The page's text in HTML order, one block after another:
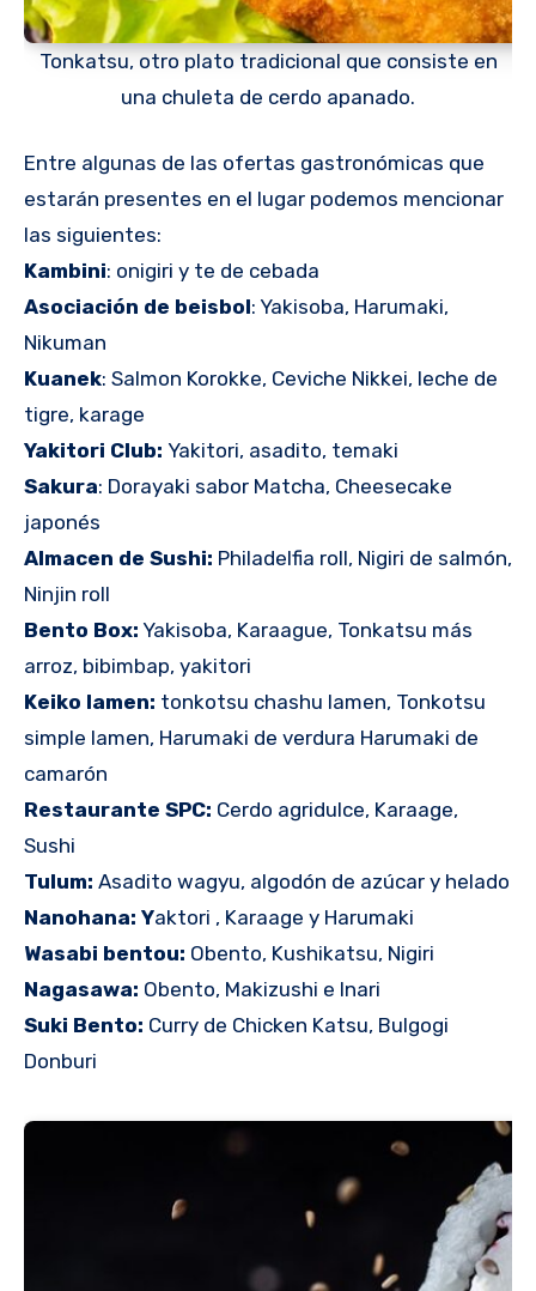
Tonkatsu, otro plato tradicional que consiste en
una chuleta de cerdo apanado.
Entre algunas de las ofertas gastronómicas que
estarán presentes en el lugar podemos mencionar
las siguientes:
Kambini: onigiri y te de cebada
Asociación de beisbol: Yakisoba, Harumaki,
Nikuman
Kuanek: Salmon Korokke, Ceviche Nikkei, leche de
tigre, karage
Yakitori Club: Yakitori, asadito, temaki
Sakura: Dorayaki sabor Matcha, Cheesecake
japonés
Almacen de Sushi: Philadelfia roll, Nigiri de salmón,
Ninjin roll
Bento Box: Yakisoba, Karaague, Tonkatsu más
arroz, bibimbap, yakitori
Keiko lamen: tonkotsu chashu lamen, Tonkotsu
simple lamen, Harumaki de verdura Harumaki de
camarón
Restaurante SPC: Cerdo agridulce, Karaage,
Sushi
Tulum: Asadito wagyu, algodón de azúcar y helado
Nanohana: Yaktori , Karaage y Harumaki
Wasabi bentou: Obento, Kushikatsu, Nigiri
Nagasawa: Obento, Makizushi e Inari
Suki Bento: Curry de Chicken Katsu, Bulgogi
Donburi